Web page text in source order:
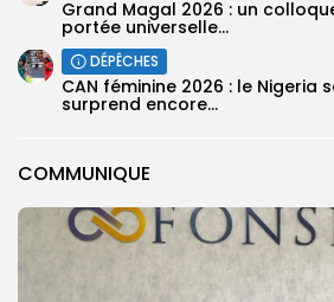
COMMUNIQUE
Grand Magal 2026 : un
portée universelle...
DÉPÊCHES
‎CAN féminine 2026 : le Nigeria
surprend encore...